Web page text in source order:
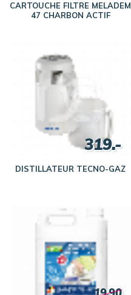
CARTOUCHE FILTRE MELADEM
47 CHARBON ACTIF
DISTILLATEUR TECNO-GAZ
319.-